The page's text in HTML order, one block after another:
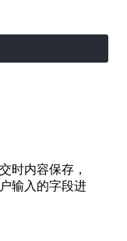
时内容保存，
输入的字段进